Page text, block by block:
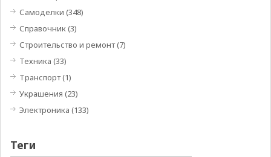
Самоделки (348)
Справочник(3)
Строительство и ремонт(7)
Техника (33)
Транспорт(1)
Украшения (23)
Электроника (133)
Теги